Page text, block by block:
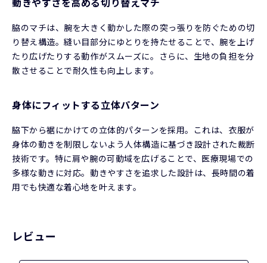
脇のマチは、腕を大きく動かした際の突っ張りを防ぐための切
り替え構造。縫い目部分にゆとりを持たせることで、腕を上げ
たり広げたりする動作がスムーズに。さらに、生地の負担を分
散させることで耐久性も向上します。
身体にフィットする立体パターン
脇下から裾にかけての立体的パターンを採用。これは、衣服が
身体の動きを制限しないよう人体構造に基づき設計された裁断
技術です。特に肩や腕の可動域を広げることで、医療現場での
多様な動きに対応。動きやすさを追求した設計は、長時間の着
用でも快適な着心地を叶えます。
レビュー